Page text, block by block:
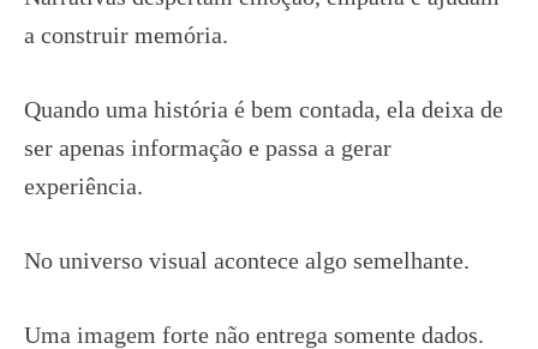
a construir memória.
Quando uma história é bem contada, ela deixa de
ser apenas informação e passa a gerar
experiência.
No universo visual acontece algo semelhante.
Uma imagem forte não entrega somente dados.